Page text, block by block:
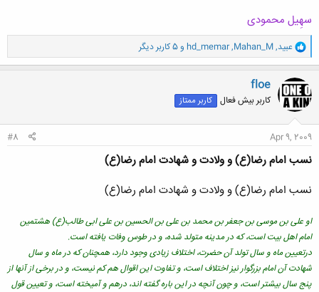
سهِيل محمودی
و
ا
ک
ن
ش
ه
ا
عبید,
Mahan_M
,
hd_memar و 5 کاربر دیگر
floe
کاربر بیش فعال کاربر ممتاز
Apr 9, 2009
#8
نسب امام رضا(ع) و ولادت و شهادت امام رضا(ع)
نسب امام رضا(ع) و ولادت و شهادت امام رضا(ع)
او علی بن موسی بن جعفر بن محمد بن علی بن الحسین بن علی ابی طالب(ع) هشتمین
امام اهل بیت است، که در مدینه متولد شده، و در طوس وفات یافته است.
درتعیین ماه و سال تولد آن حضرت، اختلاف زیادی وجود دارد، همچنان که در ماه و سال
شهادت آن امام بزرگوار نیز اختلاف است، و تفاوت این اقوال هم کم نیست، و در برخی از آنها از
پنج سال بیشتر است، و چون آنچه در این باره گفته اند، درهم و آمیخته است، و تعیین قول